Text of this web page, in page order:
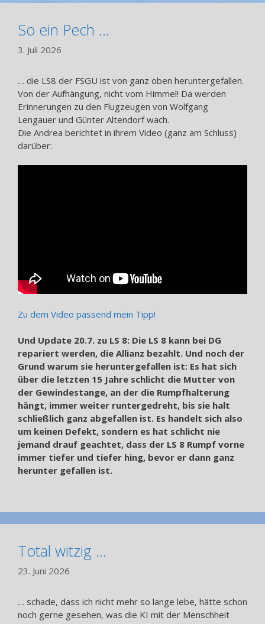
So ein Pech …
3. Juli 2026
… die LS8 der FSGU ist von ganz oben heruntergefallen.
Von der Aufhängung, nicht vom Himmel! Da werden
Erinnerungen zu den Flugzeugen von Wolfgang
Lengauer und Günter Altendorf wach.
Die Andrea berichtet in ihrem Video (ganz am Schluss)
darüber:
Zu dem Video passend mein Tipp!
Und Update 20.7. zu LS 8: Die LS 8 kann bei DG
repariert werden, die Allianz bezahlt. Und noch der
Grund warum sie heruntergefallen ist: Es hat sich
über die letzten 15 Jahre schlicht die Mutter von
der Gewindestange, an der die Rumpfhalterung
hängt, immer weiter runtergedreht, bis sie halt
schließlich ganz abgefallen ist. Es handelt sich also
um keinen Defekt, sondern es hat schlicht nie
jemand drauf geachtet, dass der LS 8 Rumpf vorne
immer tiefer und tiefer hing, bevor er dann ganz
herunter gefallen ist.
Total witzig …
23. Juni 2026
… schade, dass ich nicht mehr so lange lebe, hätte schon
noch gerne gesehen, was die KI mit der Menschheit